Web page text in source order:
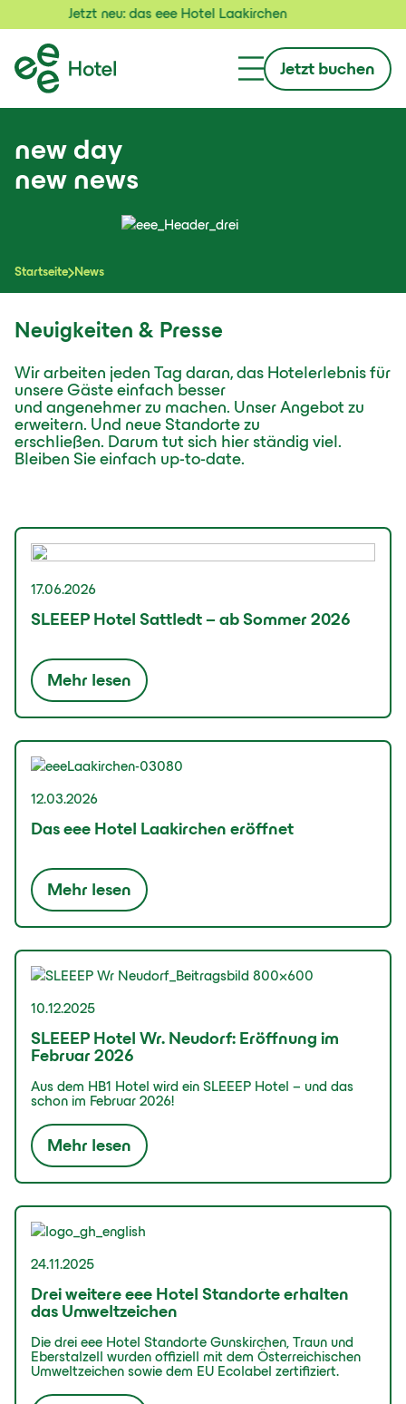
Jetzt neu: das eee Hotel Laakirchen
Jetzt buchen
new day
new news
Startseite News
Neuigkeiten & Presse
Wir arbeiten jeden Tag daran, das Hotelerlebnis für
unsere Gäste einfach besser
und angenehmer zu machen. Unser Angebot zu
erweitern. Und neue Standorte zu
erschließen. Darum tut sich hier ständig viel.
Bleiben Sie einfach up-to-date.
17.06.2026
SLEEEP Hotel Sattledt – ab Sommer 2026
Mehr lesen
12.03.2026
Das eee Hotel Laakirchen eröffnet
Mehr lesen
10.12.2025
SLEEEP Hotel Wr. Neudorf: Eröffnung im
Februar 2026
Aus dem HB1 Hotel wird ein SLEEEP Hotel – und das
schon im Februar 2026!
Mehr lesen
24.11.2025
Drei weitere eee Hotel Standorte erhalten
das Umweltzeichen
Die drei eee Hotel Standorte Gunskirchen, Traun und
Eberstalzell wurden offiziell mit dem Österreichischen
Umweltzeichen sowie dem EU Ecolabel zertifiziert.